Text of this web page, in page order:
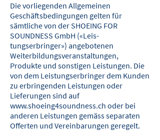
Die vorliegenden Allgemeinen
Geschäftsbedingungen gelten für
sämtliche von der SHOEING FOR
SOUNDNESS GmbH («Leis­
tungserbringer») angebotenen
Weiterbildungsveranstaltungen,
Produkte und sonsti­gen Leistungen. Die
von dem Leistungserbringer dem Kunden
zu erbringenden Leistungen oder
Lieferungen sind auf
www.shoeing4soundness.ch oder bei
anderen Leistungen ge­mäss separaten
Offerten und Vereinbarungen geregelt.